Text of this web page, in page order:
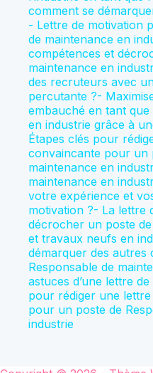
comment se
- Lettre de motivation
de maintenance en
compétences et
maintenance en
des recruteurs avec
percutante ?-
embauché en tant
en industrie grâce à
Étapes clés pour
convaincante pour un
maintenance en
maintenance en
votre expérience et
motivation ?- La lettre
décrocher un poste
et travaux neufs en
démarquer des autres
Responsable de
astuces d’une lettre
pour rédiger une
pour un poste de
industrie